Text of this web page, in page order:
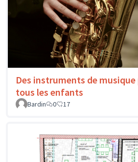
Des instruments de
tous les enfants
Bardin
0 17